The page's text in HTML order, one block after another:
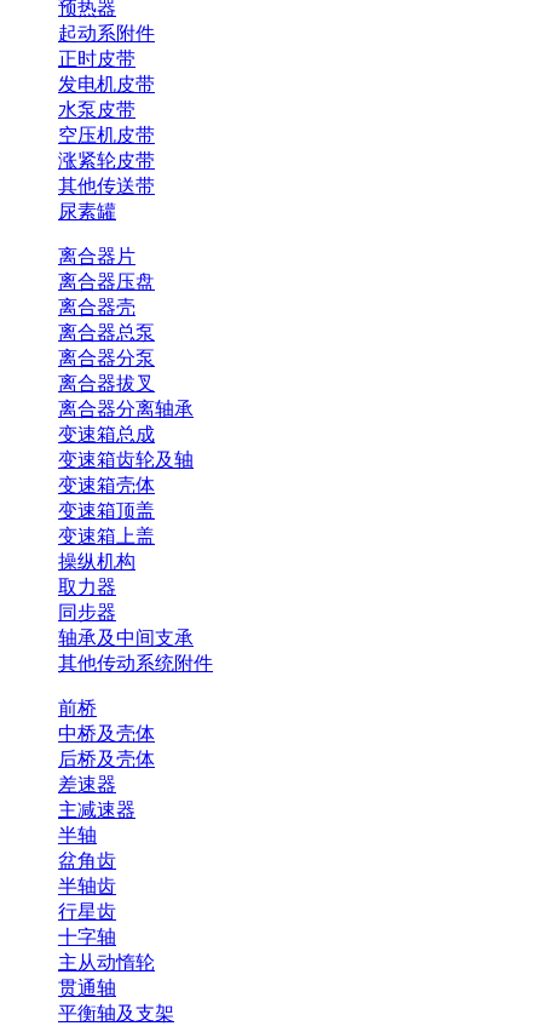
预热器
起动系附件
正时皮带
发电机皮带
水泵皮带
空压机皮带
涨紧轮皮带
其他传送带
尿素罐
离合器片
离合器压盘
离合器壳
离合器总泵
离合器分泵
离合器拔叉
离合器分离轴承
变速箱总成
变速箱齿轮及轴
变速箱壳体
变速箱顶盖
变速箱上盖
操纵机构
取力器
同步器
轴承及中间支承
其他传动系统附件
前桥
中桥及壳体
后桥及壳体
差速器
主减速器
半轴
盆角齿
半轴齿
行星齿
十字轴
主从动惰轮
贯通轴
平衡轴及支架